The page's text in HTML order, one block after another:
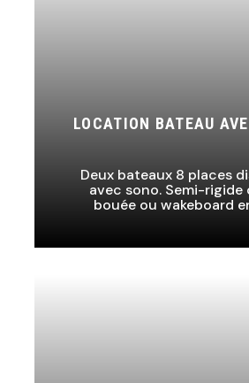
LOCATION BATEAU
Deux bateaux 8 places
avec sono. Semi-rigide
bouée ou wakeboard